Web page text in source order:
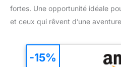
fortes. Une opportunité idéale
et ceux qui rêvent d’une
-15%